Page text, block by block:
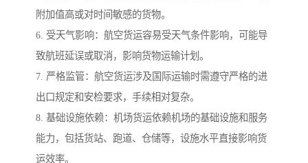
附加值高或对时间敏感的货物。
6. 受天气影响：航空货运容易受天气条件影响，可能导
致航班延误或取消，影响货物运输计划。
7. 严格监管：航空货运涉及国际运输时需遵守严格的进
出口规定和安检要求，手续相对复杂。
8. 基础设施依赖：机场货运依赖机场的基础设施和服务
能力，包括货站、跑道、仓储等，设施水平直接影响货
运效率。